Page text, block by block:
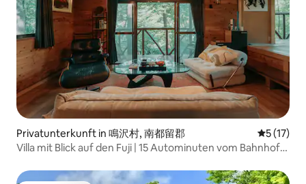
Privatunterkunft in 鳴沢村, 南都留郡
5 (17)
Villa mit Blick auf den Fuji | 15 Autominuten vom Bahnhof
Sky Forest Zen Fuji